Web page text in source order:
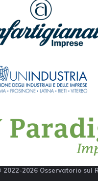
2022-2026 Osservatorio sul